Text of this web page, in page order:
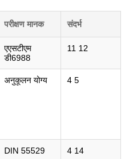
परीक्षण मानक संदर्भ
एएसटीएम
डी6988
11 12
अनुकूलन योग्य 4 5
DIN 55529 4 14